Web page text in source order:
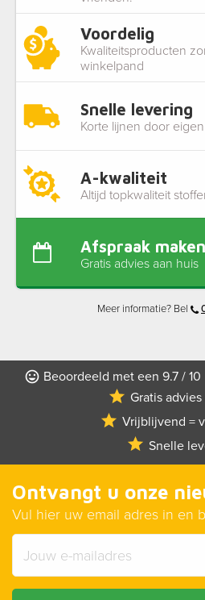
Voordelig
Kwaliteitsproducten
winkelpand
Snelle levering
Korte lijnen door
A-kwaliteit
Altijd topkwaliteit
Afspraak maken
Gratis advies aan huis
Meer informatie? Bel
Beoordeeld met een 9.7 / 10
Gratis
Vrijblijvend =
Snelle
Ontvangt u onze
Vul hier uw email adres in en